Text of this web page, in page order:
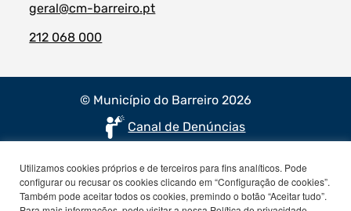
geral@cm-barreiro.pt
212 068 000
© Município do Barreiro 2026
Canal de Denúncias
Utilizamos cookies próprios e de terceiros para fins analíticos. Pode
configurar ou recusar os cookies clicando em “Configuração de cookies”.
Também pode aceitar todos os cookies, premindo o botão “Aceitar tudo”.